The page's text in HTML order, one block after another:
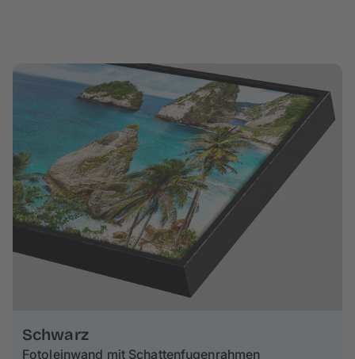
Schwarz
Fotoleinwand mit Schattenfugenrahmen